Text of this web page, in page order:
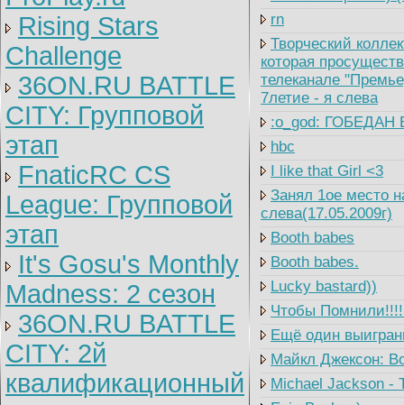
Rising Stars
Challenge
36ON.RU BATTLE
CITY: Групповой
этап
FnaticRC CS
League: Групповой
этап
It's Gosu's Monthly
Madness: 2 сезон
36ON.RU BATTLE
CITY: 2й
квалификационный
rn
Творческий
которая
телеканале
7летие - я слева
:o_god: ГОБЕДАН
hbc
I like that Girl <3
Занял 1ое место
слева(17.05.2009г)
Booth babes
Booth babes.
Lucky bastard))
Чтобы Помнили!!!!
Ещё один
Майкл Джексон:
Michael Jackson -